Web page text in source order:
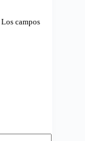
Los campos